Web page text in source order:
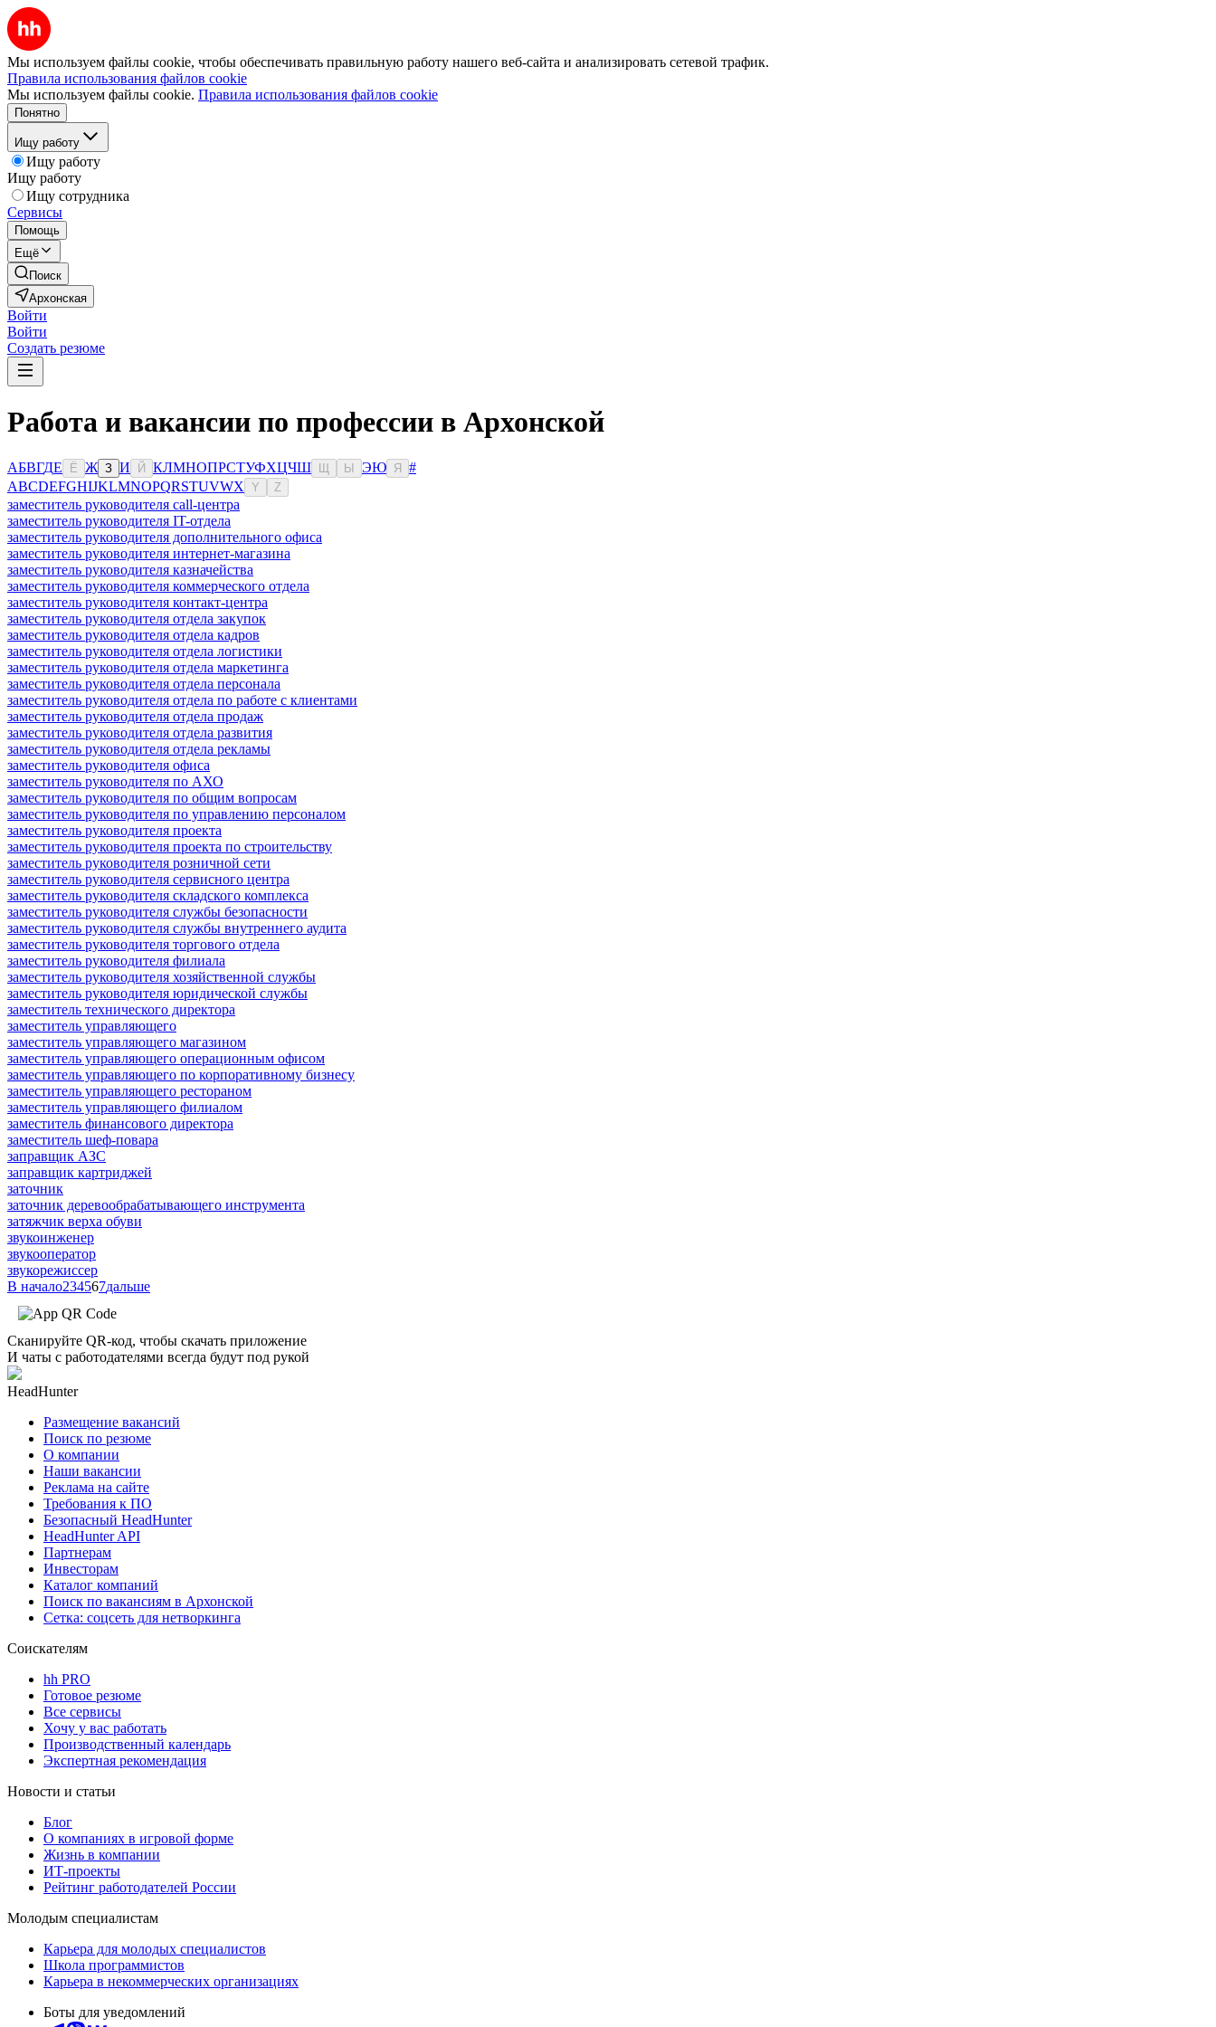
Мы используем файлы cookie, чтобы обеспечивать правильную работу нашего веб-сайта и анализировать сетевой трафик.
Правила использования файлов cookie
Мы используем файлы cookie. Правила использования файлов cookie
Понятно
Ищу работу
Ищу работу
Ищу работу
Ищу сотрудника
Сервисы
Помощь
Ещё
Поиск
Архонская
Войти
Войти
Создать резюме
Работа и вакансии по профессии в Архонской
АБВГДЕ Ё Ж З И Й КЛМНОПРСТУФХЦЧШ Ы ЭЮ Я
#
ABCDEFGHIJKLMNOPQRSTUVWX Y Z
заместитель руководителя call-центра
заместитель руководителя IT-отдела
заместитель руководителя дополнительного офиса
заместитель руководителя интернет-магазина
заместитель руководителя казначейства
заместитель руководителя коммерческого отдела
заместитель руководителя контакт-центра
заместитель руководителя отдела закупок
заместитель руководителя отдела кадров
заместитель руководителя отдела логистики
заместитель руководителя отдела маркетинга
заместитель руководителя отдела персонала
заместитель руководителя отдела по работе с клиентами
заместитель руководителя отдела продаж
заместитель руководителя отдела развития
заместитель руководителя отдела рекламы
заместитель руководителя офиса
заместитель руководителя по АХО
заместитель руководителя по общим вопросам
заместитель руководителя по управлению персоналом
заместитель руководителя проекта
заместитель руководителя проекта по строительству
заместитель руководителя розничной сети
заместитель руководителя сервисного центра
заместитель руководителя складского комплекса
заместитель руководителя службы безопасности
заместитель руководителя службы внутреннего аудита
заместитель руководителя торгового отдела
заместитель руководителя филиала
заместитель руководителя хозяйственной службы
заместитель руководителя юридической службы
заместитель технического директора
заместитель управляющего
заместитель управляющего магазином
заместитель управляющего операционным офисом
заместитель управляющего по корпоративному бизнесу
заместитель управляющего рестораном
заместитель управляющего филиалом
заместитель финансового директора
заместитель шеф-повара
заправщик АЗС
заправщик картриджей
заточник
заточник деревообрабатывающего инструмента
затяжчик верха обуви
звукоинженер
звукооператор
звукорежиссер
В начало234567дальше
Сканируйте QR-код, чтобы скачать приложение
И чаты с работодателями всегда будут под рукой
HeadHunter
Размещение вакансий
Поиск по резюме
О компании
Наши вакансии
Реклама на сайте
Требования к ПО
Безопасный HeadHunter
HeadHunter API
Партнерам
Инвесторам
Каталог компаний
Поиск по вакансиям в Архонской
Сетка: соцсеть для нетворкинга
Соискателям
hh PRO
Готовое резюме
Все сервисы
Хочу у вас работать
Производственный календарь
Экспертная рекомендация
Новости и статьи
Блог
О компаниях в игровой форме
Жизнь в компании
ИТ-проекты
Рейтинг работодателей России
Молодым специалистам
Карьера для молодых специалистов
Школа программистов
Карьера в некоммерческих организациях
Боты для уведомлений